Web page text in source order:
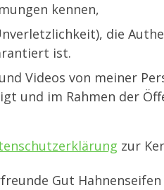
kennen,
die
ist.
Videos von meiner
und im Rahmen der
zur
Gut